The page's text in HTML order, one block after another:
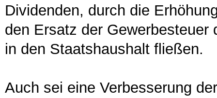
Dividenden, durch die
den Ersatz der
in den Staatshaushalt fließen.
Auch sei eine Verbesserung